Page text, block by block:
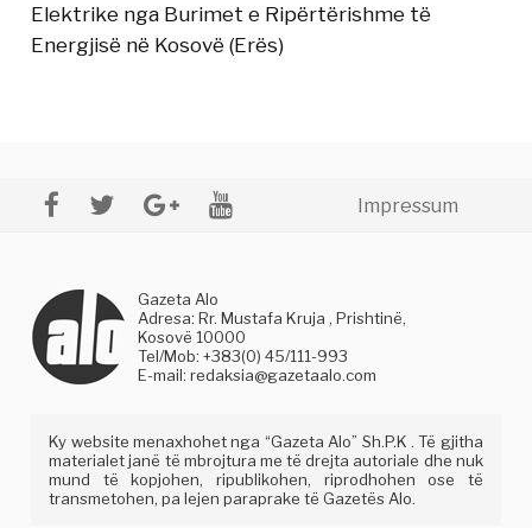
Elektrike nga Burimet e Ripërtërishme të
Energjisë në Kosovë (Erës)
Impressum
Gazeta Alo
Adresa: Rr. Mustafa Kruja , Prishtinë,
Kosovë 10000
Tel/Mob: +383(0) 45/111-993
E-mail:redaksia@gazetaalo.com
Ky website menaxhohet nga “Gazeta Alo” Sh.P.K . Të gjitha
materialet janë të mbrojtura me të drejta autoriale dhe nuk
mund të kopjohen, ripublikohen, riprodhohen ose të
transmetohen, pa lejen paraprake të Gazetës Alo.